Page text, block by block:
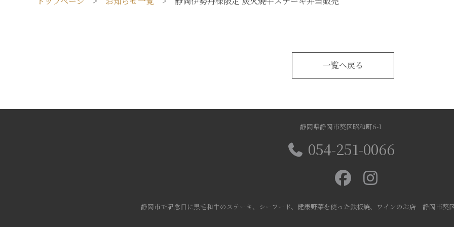
一覧へ戻る
静岡県静岡市葵区昭和町6-1
054-251-0066
静岡市で記念日に黒毛和牛のステーキ、シーフード、健康野菜を使った鉄板焼、ワインのお店 静岡市葵